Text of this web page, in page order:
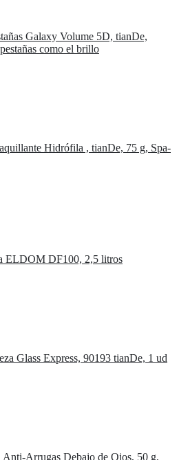
Galaxy Volume 5D, tianDe,
como el brillo
Hidrófila , tianDe, 75 g, Spa-
ELDOM DF100, 2,5 litros
Glass Express, 90193 tianDe, 1 ud
Anti-Arrugas Debajo de Ojos, 50 g,